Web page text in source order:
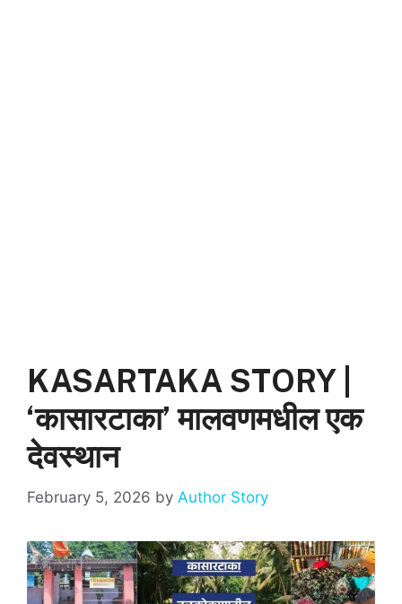
KASARTAKA STORY |
‘कासारटाका’ मालवणमधील एक
देवस्थान
February 5, 2026 by Author Story